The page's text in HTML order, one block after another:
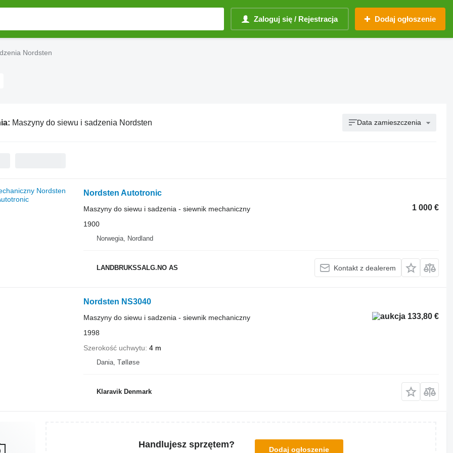
Zaloguj się / Rejestracja Dodaj ogłoszenie
Nordsten
Maszyny do siewu i sadzenia Nordsten Data zamieszczenia
Nordsten Autotronic
1 000 €
Maszyny do siewu i sadzenia - siewnik mechaniczny
1900
Norwegia, Nordland
LANDBRUKSSALG.NO AS Kontakt z dealerem
Nordsten NS3040
133,80 €
Maszyny do siewu i sadzenia - siewnik mechaniczny
1998
Szerokość uchwytu 4 m
Dania, Tølløse
Klaravik Denmark
Handlujesz sprzętem?
Dodaj ogłoszenie